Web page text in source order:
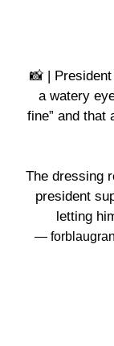
📸 |
a watery
fine” and that
The dressing
president
letting
—